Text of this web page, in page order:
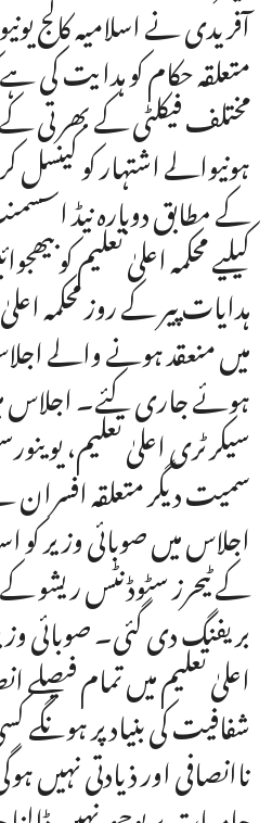
آفریدی نے اسلامیہ کالج
متعلقہ حکام کو ہدایت کی
مختلف فیکلٹی کے بھرتی
ہونیوالے اشتہار کو
کے مطابق دوبارہ نیڈ
کیلیے محکمہ اعلیٰ تعلیم کو
ہدایات پیر کے روز محکمہ
میں منعقد ہونے والے
ہوئے جاری کئے۔ اجلاس
سیکرٹری اعلیٰ تعلیم،
سمیت دیگر متعلقہ
اجلاس میں صوبائی وزیر کو
کے ٹیحرز سٹوڈنٹس ریشو
بریفنگ دی گئی۔ صوبائی وزیر
اعلیٰ تعلیم میں تمام
شفافیت کی بنیاد پر ہونگے
ناانصافی اور ذیادتی نہیں